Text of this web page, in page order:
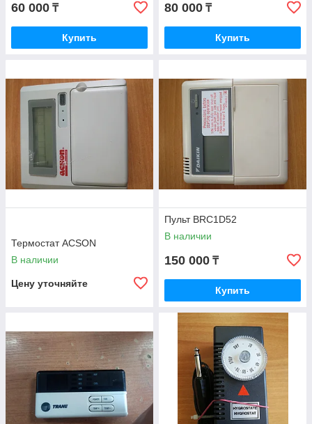
60 000 ₸
Купить
80 000 ₸
Купить
Термостат ACSON
В наличии
Цену уточняйте
Пульт BRC1D52
В наличии
150 000 ₸
Купить